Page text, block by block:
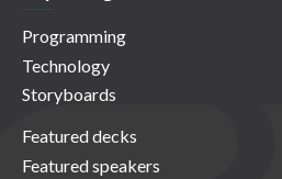
Programming
Technology
Storyboards
Featured decks
Featured speakers